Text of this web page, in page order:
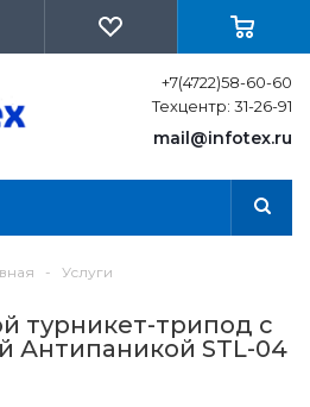
+7(4722)58-60-60
Техцентр: 31-26-91
mail@infotex.ru
- Услуги
турникет-трипод с
Антипаникой STL-04